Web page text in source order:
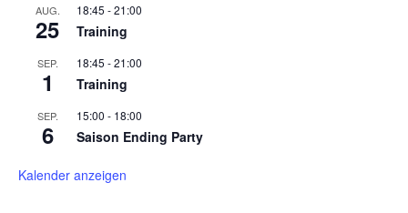
AUG.
25
18:45 -21:00
Training
SEP.
1
18:45 -21:00
Training
SEP.
6
15:00 - 18:00
Saison Ending Party
Kalender anzeigen